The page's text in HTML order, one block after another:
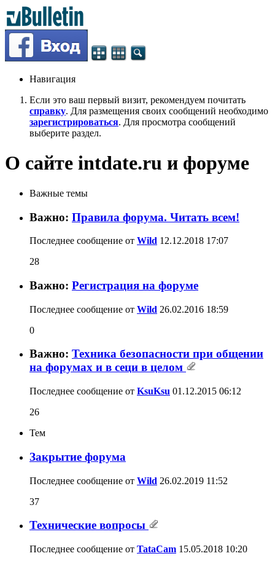
Навигация
Если это ваш первый визит, рекомендуем почитать
справку. Для размещения своих сообщений необходимо
зарегистрироваться. Для просмотра сообщений
выберите раздел.
О сайте intdate.ru и форуме
Важные темы
Важно: Правила форума. Читать всем!
Последнее сообщение от Wild 12.12.2018 17:07
28
Важно: Регистрация на форуме
Последнее сообщение от Wild 26.02.2016 18:59
0
Важно: Техника безопасности при общении
на форумах и в сеци в целом
Последнее сообщение от KsuKsu 01.12.2015 06:12
26
Тем
Закрытие форума
Последнее сообщение от Wild 26.02.2019 11:52
37
Технические вопросы
Последнее сообщение от TataCam 15.05.2018 10:20